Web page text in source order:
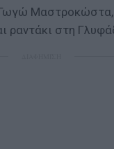
ραντάκι στη